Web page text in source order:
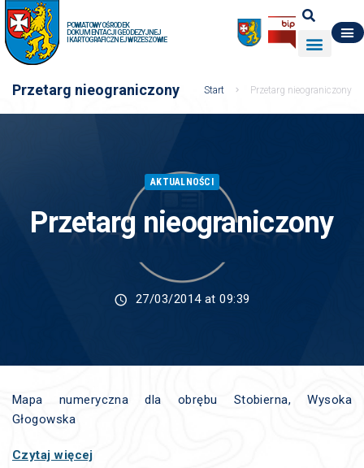
POWIATOWY OŚRODEK
DOKUMENTACJI GEODEZYJNEJ
I KARTOGRAFICZNEJ W RZESZOWIE
Przetarg nieograniczony Start Przetarg nieograniczony
AKTUALNOŚCI
Przetarg nieograniczony
27/03/2014 at 09:39
Mapa numeryczna dla obrębu Stobierna, Wysoka
Głogowska
Czytaj więcej